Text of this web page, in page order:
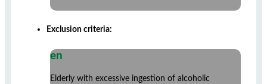
Exclusion criteria:
en
Elderly with excessive ingestion of alcoholic